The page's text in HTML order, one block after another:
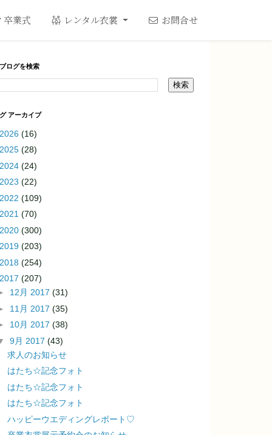
卒業式 レンタル衣裳 お問合せ
ログを検索
アーカイブ
2026 (16)
2025 (28)
2024 (24)
2023 (22)
2022 (109)
2021 (70)
2020 (300)
2019 (203)
2018 (254)
2017 (207)
12月 2017 (31)
11月 2017 (35)
10月 2017 (38)
9月 2017 (43)
求人のお知らせ
はたち☆記念フォト
はたち☆記念フォト
はたち☆記念フォト
ハッピーウエディングレポート♡